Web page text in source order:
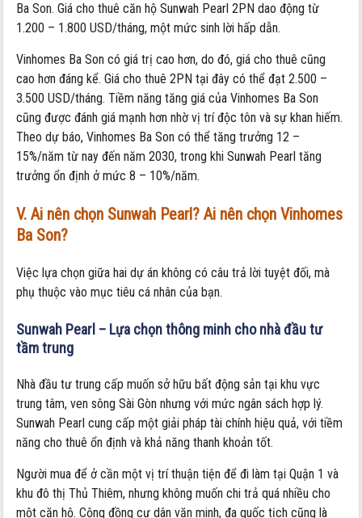
Ba Son. Giá cho thuê căn hộ Sunwah Pearl 2PN dao động từ
1.200 – 1.800 USD/tháng, một mức sinh lời hấp dẫn.
Vinhomes Ba Son có giá trị cao hơn, do đó, giá cho thuê cũng
cao hơn đáng kể. Giá cho thuê 2PN tại đây có thể đạt 2.500 –
3.500 USD/tháng. Tiềm năng tăng giá của Vinhomes Ba Son
cũng được đánh giá mạnh hơn nhờ vị trí độc tôn và sự khan hiếm.
Theo dự báo, Vinhomes Ba Son có thể tăng trưởng 12 –
15%/năm từ nay đến năm 2030, trong khi Sunwah Pearl tăng
trưởng ổn định ở mức 8 – 10%/năm.
V. Ai nên chọn Sunwah Pearl? Ai nên chọn Vinhomes
Ba Son?
Việc lựa chọn giữa hai dự án không có câu trả lời tuyệt đối, mà
phụ thuộc vào mục tiêu cá nhân của bạn.
Sunwah Pearl – Lựa chọn thông minh cho nhà đầu tư
tầm trung
Nhà đầu tư trung cấp muốn sở hữu bất động sản tại khu vực
trung tâm, ven sông Sài Gòn nhưng với mức ngân sách hợp lý.
Sunwah Pearl cung cấp một giải pháp tài chính hiệu quả, với tiềm
năng cho thuê ổn định và khả năng thanh khoản tốt.
Người mua để ở cần một vị trí thuận tiện để đi làm tại Quận 1 và
khu đô thị Thủ Thiêm, nhưng không muốn chi trả quá nhiều cho
một căn hộ. Cộng đồng cư dân văn minh, đa quốc tịch cũng là